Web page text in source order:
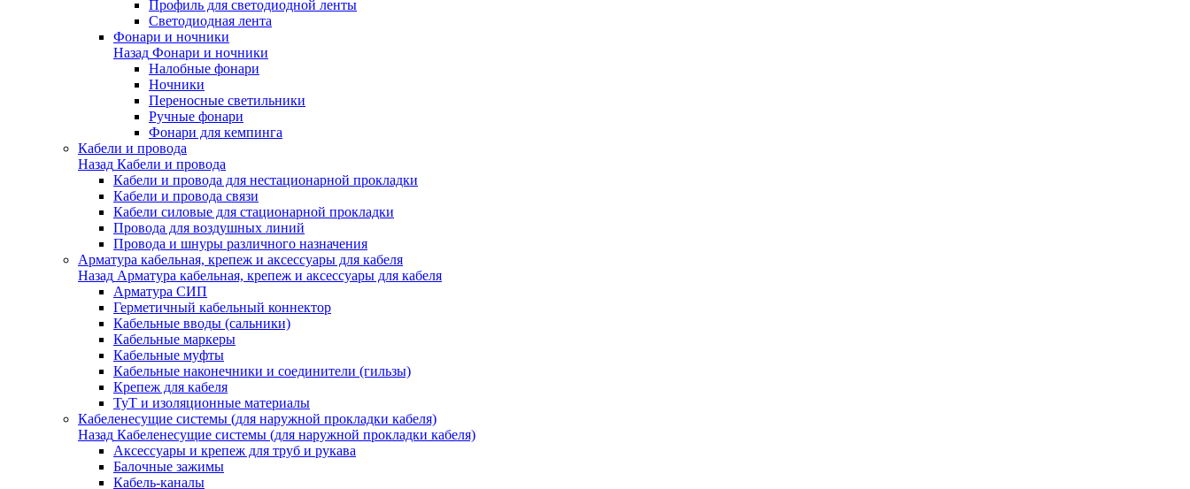
Профиль для светодиодной ленты
Светодиодная лента
Фонари и ночники
Назад Фонари и ночники
Налобные фонари
Ночники
Переносные светильники
Ручные фонари
Фонари для кемпинга
Кабели и провода
Назад Кабели и провода
Кабели и провода для нестационарной прокладки
Кабели и провода связи
Кабели силовые для стационарной прокладки
Провода для воздушных линий
Провода и шнуры различного назначения
Арматура кабельная, крепеж и аксессуары для кабеля
Назад Арматура кабельная, крепеж и аксессуары для кабеля
Арматура СИП
Герметичный кабельный коннектор
Кабельные вводы (сальники)
Кабельные маркеры
Кабельные муфты
Кабельные наконечники и соединители (гильзы)
Крепеж для кабеля
ТуТ и изоляционные материалы
Кабеленесущие системы (для наружной прокладки кабеля)
Назад Кабеленесущие системы (для наружной прокладки кабеля)
Аксессуары и крепеж для труб и рукава
Балочные зажимы
Кабель-каналы